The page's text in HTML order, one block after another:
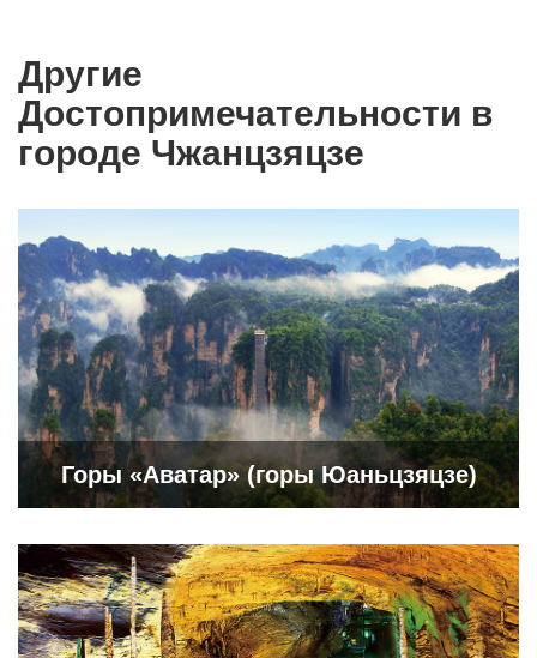
Другие
Достопримечательности в
городе Чжанцзяцзе
Горы «Аватар» (горы Юаньцзяцзе)